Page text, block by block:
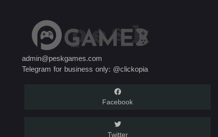
admin@peskgames.com
Telegram for business only: @clickopia
Facebook